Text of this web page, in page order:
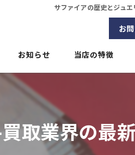
サファイアの歴史とジュ
お
お知らせ 当店の特徴
バッグ
取業界の最新